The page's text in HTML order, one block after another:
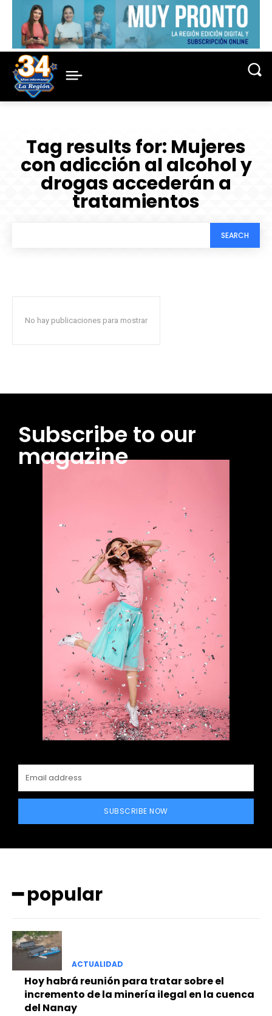
━ Planes
Tag results for: Mujeres
con adicción al alcohol y
drogas accederán a
tratamientos
SEARCH
No hay publicaciones para mostrar
Subscribe to our
magazine
SUBSCRIBE NOW
━ popular
ACTUALIDAD
Hoy habrá reunión para tratar sobre el
incremento de la minería ilegal en la cuenca
del Nanay